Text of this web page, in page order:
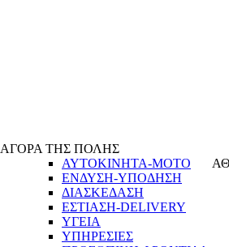
ΑΓΟΡΑ ΤΗΣ ΠΟΛΗΣ
ΑΥΤΟΚΙΝΗΤΑ-ΜΟΤΟ
ΕΝΔΥΣΗ-ΥΠΟΔΗΣΗ
ΔΙΑΣΚΕΔΑΣΗ
ΕΣΤΙΑΣΗ-DELIVERY
ΥΓΕΙΑ
ΥΠΗΡΕΣΙΕΣ